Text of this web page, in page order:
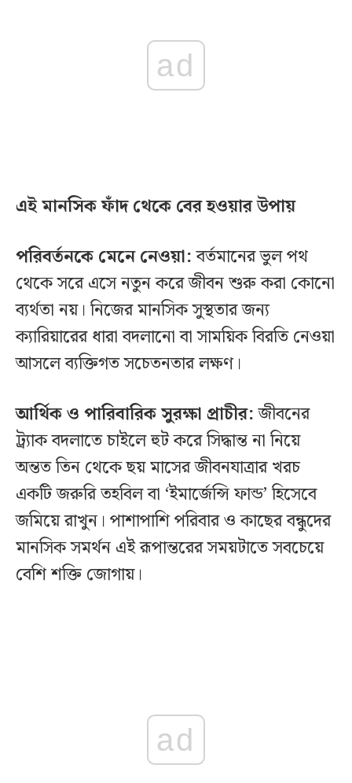
ad
এই মানসিক ফাঁদ থেকে বের হওয়ার উপায়
পরিবর্তনকে মেনে নেওয়া:বর্তমানের ভুল পথ
থেকে সরে এসে নতুন করে জীবন শুরু করা কোনো
ব্যর্থতা নয়। নিজের মানসিক সুস্থতার জন্য
ক্যারিয়ারের ধারা বদলানো বা সাময়িক বিরতি নেওয়া
আসলে ব্যক্তিগত সচেতনতার লক্ষণ।
আর্থিক ও পারিবারিক সুরক্ষা প্রাচীর:জীবনের
ট্র‍্যাক বদলাতে চাইলে হুট করে সিদ্ধান্ত না নিয়ে
অন্তত তিন থেকে ছয় মাসের জীবনযাত্রার খরচ
একটি জরুরি তহবিল বা ‘ইমার্জেন্সি ফান্ড’ হিসেবে
জমিয়ে রাখুন। পাশাপাশি পরিবার ও কাছের বন্ধুদের
মানসিক সমর্থন এই রূপান্তরের সময়টাতে সবচেয়ে
বেশি শক্তি জোগায়।
ad